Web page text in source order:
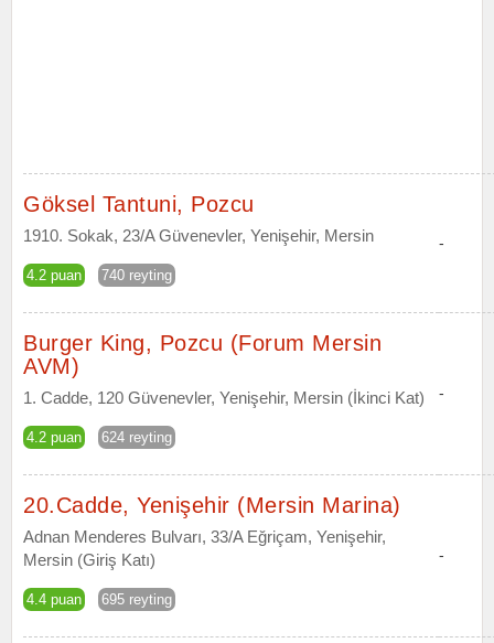
Göksel Tantuni, Pozcu
1910. Sokak, 23/A Güvenevler, Yenişehir, Mersin
4.2 puan 740 reyting
-
Burger King, Pozcu (Forum Mersin
AVM)
1. Cadde, 120 Güvenevler, Yenişehir, Mersin (İkinci Kat)
4.2 puan 624 reyting
-
20.Cadde, Yenişehir (Mersin Marina)
Adnan Menderes Bulvarı, 33/A Eğriçam, Yenişehir,
Mersin (Giriş Katı)
4.4 puan 695 reyting
-